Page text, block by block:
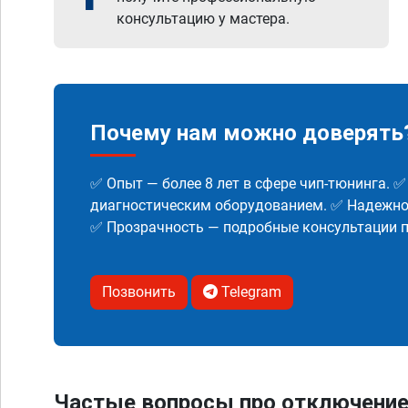
консультацию у мастера.
Почему нам можно
✅ Опыт — более 8 лет в сфере чип-тюнинга.
диагностическим оборудованием. ✅
✅ Прозрачность — подробные консультации
Позвонить Telegram
Частые вопросы про